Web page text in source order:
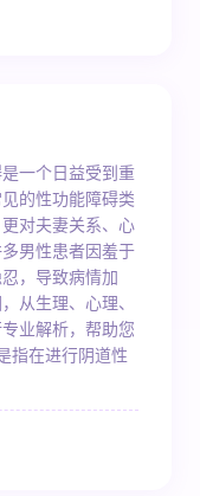
一个日益受到重
的性功能障碍类
对夫妻关系、心
男性患者因羞于
，导致病情加
从生理、心理、
业解析，帮助您
指在进行阴道性